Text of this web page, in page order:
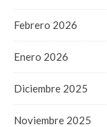
Febrero 2026
Enero 2026
Diciembre 2025
Noviembre 2025